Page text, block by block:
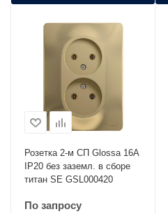
Розетка 2-м СП Glossa 16А
IP20 без заземл. в сборе
титан SE GSL000420
По запросу